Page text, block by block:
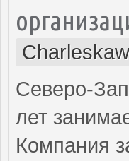
Северо-
лет
Компания